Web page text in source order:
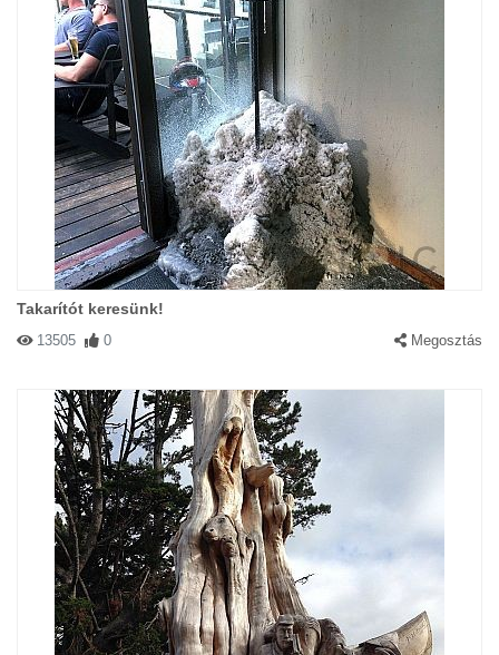
Takarítót keresünk!
13505 0 Megosztás